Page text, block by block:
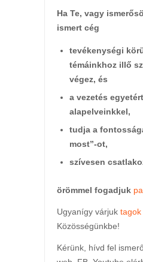
Ha Te, vagy
ismert cég
tevékenységi
témáinkhoz illő
végez, és
a vezetés
alapelveinkkel,
tudja a
most”-ot,
szívesen
örömmel fogadjuk
Ugyanígy várjuk tagok
Közösségünkbe!
Kérünk, hívd fel